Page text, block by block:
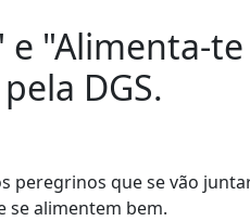
"Alimenta-
DGS.
peregrinos que se vão
se alimentem bem.